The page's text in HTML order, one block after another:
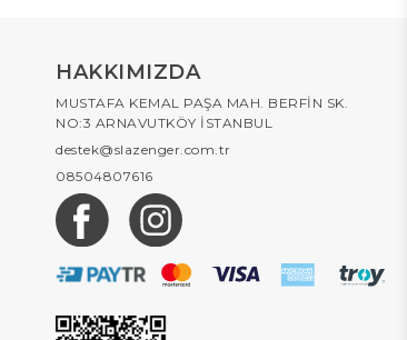
HAKKIMIZDA
MUSTAFA KEMAL PAŞA MAH. BERFİN SK.
NO:3 ARNAVUTKÖY İSTANBUL
destek@slazenger.com.tr
08504807616